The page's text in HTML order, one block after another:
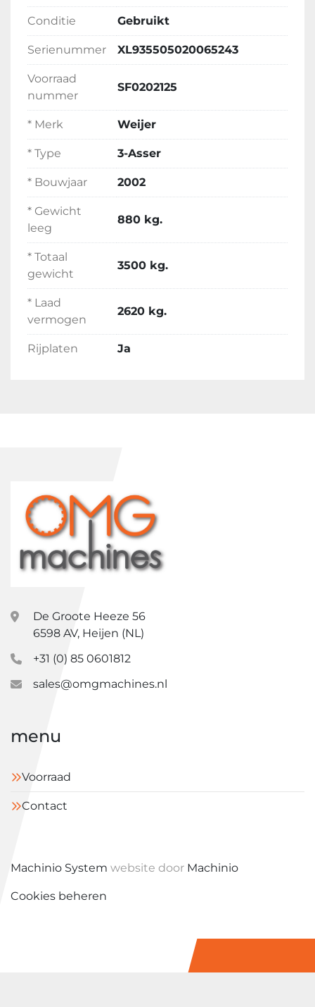
Conditie Gebruikt
Serienummer XL935505020065243
Voorraad
nummer
SF0202125
* Merk Weijer
* Type 3-Asser
* Bouwjaar 2002
* Gewicht
leeg
880 kg.
* Totaal
gewicht
3500 kg.
* Laad
vermogen
2620 kg.
Rijplaten Ja
De Groote Heeze 56
6598 AV, Heijen (NL)
+31 (0) 85 0601812
sales@omgmachines.nl
menu
Voorraad
Contact
Machinio System website door Machinio
Cookies beheren